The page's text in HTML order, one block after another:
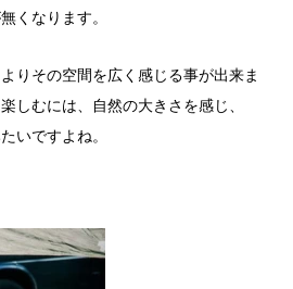
くなります。
りその空間を広く感じる事が出来ま
しむには、自然の大きさを感じ、
いですよね。